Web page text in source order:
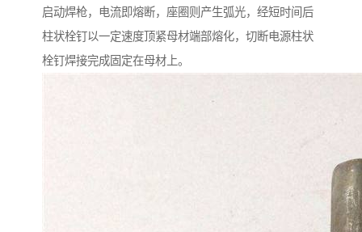
启动焊枪，电流即熔断，座圈则产生弧光，经短时间后
柱状栓钉以一定速度顶紧母材端部熔化，切断电源柱状
栓钉焊接完成固定在母材上。